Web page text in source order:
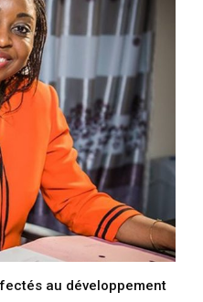
au développement